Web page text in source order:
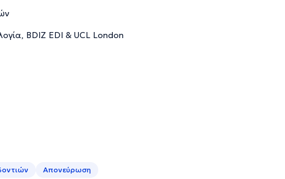
BDIZ EDI & UCL London
Απονεύρωση